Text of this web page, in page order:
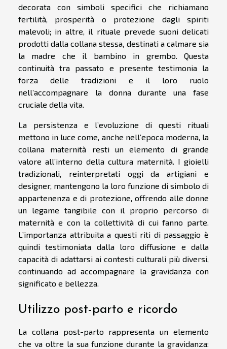
decorata con simboli specifici che richiamano
fertilità, prosperità o protezione dagli spiriti
malevoli; in altre, il rituale prevede suoni delicati
prodotti dalla collana stessa, destinati a calmare sia
la madre che il bambino in grembo. Questa
continuità tra passato e presente testimonia la
forza delle tradizioni e il loro ruolo
nell’accompagnare la donna durante una fase
cruciale della vita.
La persistenza e l’evoluzione di questi rituali
mettono in luce come, anche nell’epoca moderna, la
collana maternità resti un elemento di grande
valore all’interno della cultura maternità. I gioielli
tradizionali, reinterpretati oggi da artigiani e
designer, mantengono la loro funzione di simbolo di
appartenenza e di protezione, offrendo alle donne
un legame tangibile con il proprio percorso di
maternità e con la collettività di cui fanno parte.
L’importanza attribuita a questi riti di passaggio è
quindi testimoniata dalla loro diffusione e dalla
capacità di adattarsi ai contesti culturali più diversi,
continuando ad accompagnare la gravidanza con
significato e bellezza.
Utilizzo post-parto e ricordo
La collana post-parto rappresenta un elemento
che va oltre la sua funzione durante la gravidanza: